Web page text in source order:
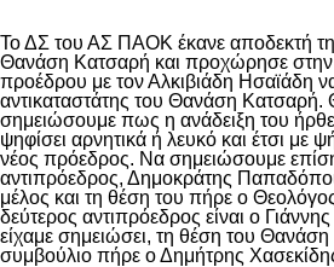
Το ΔΣ του ΑΣ ΠΑΟΚ έκανε αποδεκτή
Θανάση Κατσαρή και προχώρησε στην
προέδρου με τον Αλκιβιάδη Ησαϊάδη
αντικαταστάτης του Θανάση Κατσαρή.
σημειώσουμε πως η ανάδειξη του
ψηφίσει αρνητικά ή λευκό και έτσι με
νέος πρόεδρος. Να σημειώσουμε
αντιπρόεδρος, Δημοκράτης
μέλος και τη θέση του πήρε ο
δεύτερος αντιπρόεδρος είναι ο
είχαμε σημειώσει, τη θέση του
συμβούλιο πήρε ο Δημήτρης